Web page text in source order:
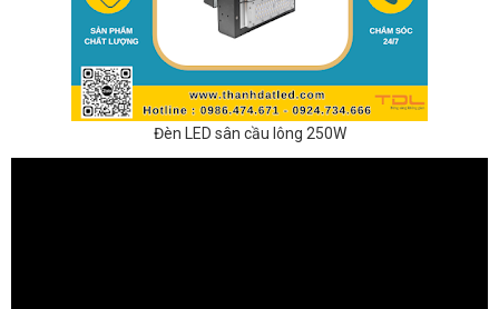
Đèn LED sân cầu lông 250W